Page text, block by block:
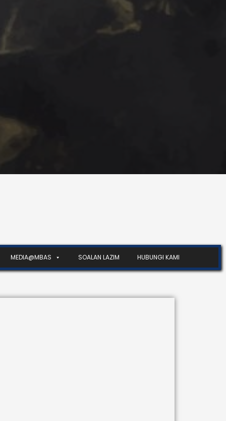
MEDIA@MBAS SOALAN LAZIM HUBUNGI KAMI